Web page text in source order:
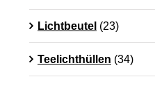
Lichtbeutel (23)
Teelichthüllen (34)